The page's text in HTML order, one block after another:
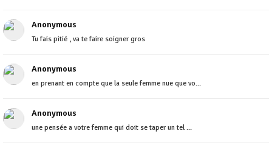
Anonymous
Tu fais pitié , va te faire soigner gros
Anonymous
en prenant en compte que la seule femme nue que vo...
Anonymous
une pensée a votre femme qui doit se taper un tel ...